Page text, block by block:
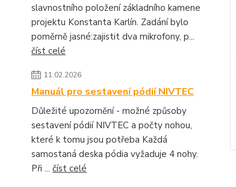
slavnostního položení základního kamene
projektu Konstanta Karlín. Zadání bylo
poměrně jasné:zajistit dva mikrofony, p...
číst celé
11.02.2026
Manuál pro sestavení pódií NIVTEC
Důležité upozornění - možné způsoby
sestavení pódií NIVTEC a počty nohou,
které k tomu jsou potřeba Každá
samostaná deska pódia vyžaduje 4 nohy.
Při ... číst celé